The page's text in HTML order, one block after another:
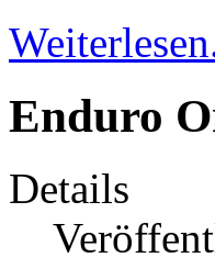
Enduro
Details